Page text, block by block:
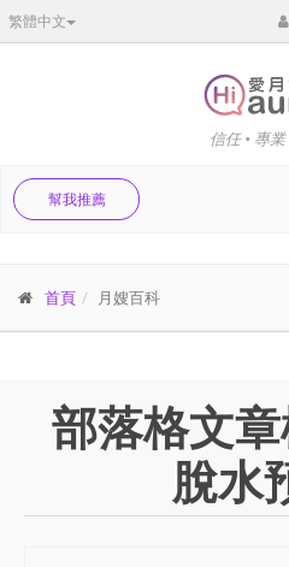
繁體中文
信任 • 專
幫我推薦
首頁 月嫂百科
部落格文
脫水